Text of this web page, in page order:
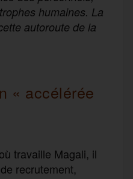
humaines. La
autoroute de la
« accélérée
travaille Magali, il
recrutement,